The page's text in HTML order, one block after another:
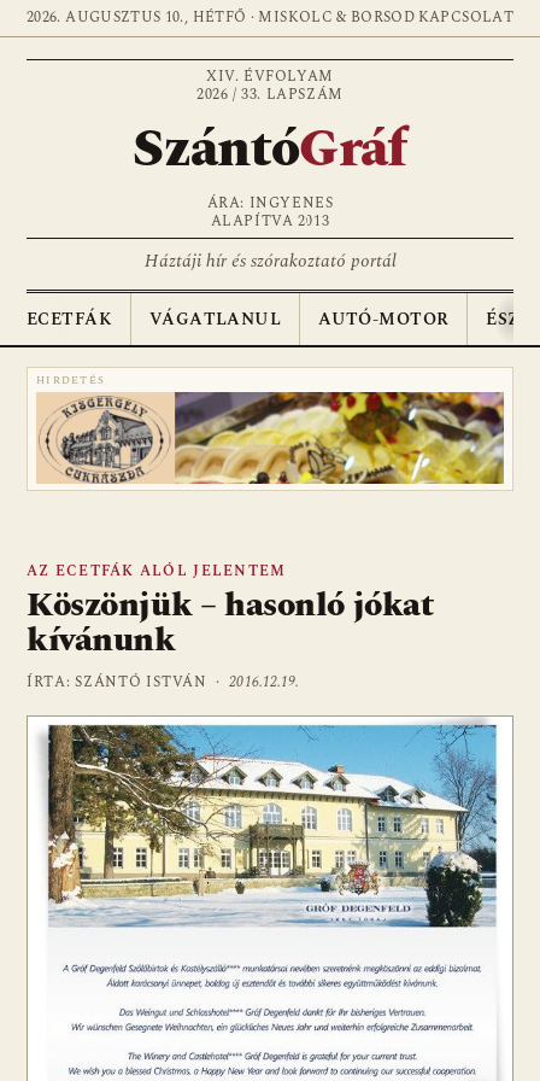
2026. AUGUSZTUS 10., HÉTFŐ · MISKOLC & BORSOD KAPCSOLAT
XIV. ÉVFOLYAM
2026 / 33. LAPSZÁM
SzántóGráf
ÁRA: INGYENES
ALAPÍTVA 2013
Háztáji hír és szórakoztató portál
ECETFÁK VÁGATLANUL AUTÓ-MOTOR
HIRDETÉS
AZ ECETFÁK ALÓL JELENTEM
Köszönjük – hasonló jókat
kívánunk
ÍRTA: SZÁNTÓ ISTVÁN ·2016.12.19.